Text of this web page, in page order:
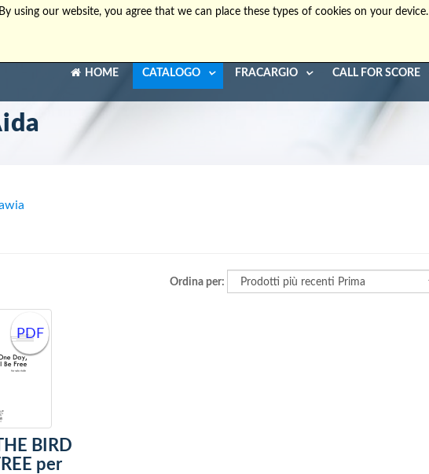
HOME CATALOGO FRACARGIO CALL FOR SCORE
Ordina per:
PDF
BIRD
per
using our website, you agree that we can place these types of cookies on your device.